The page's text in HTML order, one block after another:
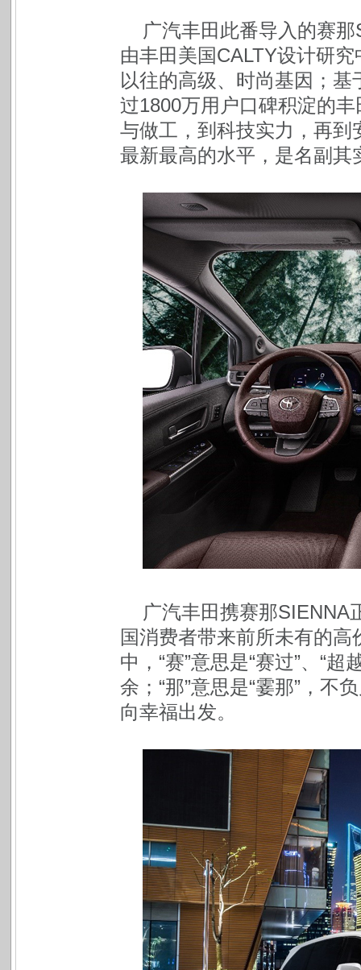
广汽丰田此番导入的赛
由丰田美国CALTY设计研
以往的高级、时尚基因；
过1800万用户口碑积淀的
与做工，到科技实力，再
最新最高的水平，是名副其
广汽丰田携赛那SIENNA
国消费者带来前所未有的高
中，“赛”意思是“赛过”、“
余；“那”意思是“霎那”，不
向幸福出发。